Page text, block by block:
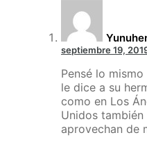
septiembre 19,
Pensé lo
le dice a su
como en Los
Unidos
aprovechan de